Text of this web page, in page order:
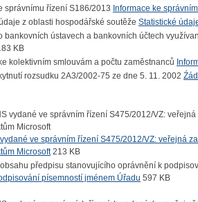
Informace ke
Statistické
KB
ve správním řízení S475/2012/VZ: veřejná
Microsoft213 KB
písemností jménem Úřadu 597 KB